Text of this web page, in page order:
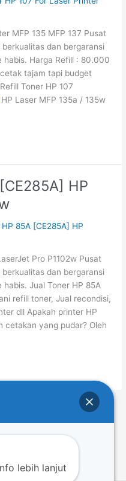
MFP 135 MFP 137 Pusat
dan bergaransi
habis. Harga Refill : 80.000
tajam tapi budget
Toner HP 107
HP Laser MFP 135a / 135w
HP
85A [CE285A] HP
Pro P1102w Pusat
dan bergaransi
Jual Toner HP 85A
refill toner, Jual recondisi,
dll Apakah printer HP
cetakan yang pudar? Oleh
49
lebih lanjut